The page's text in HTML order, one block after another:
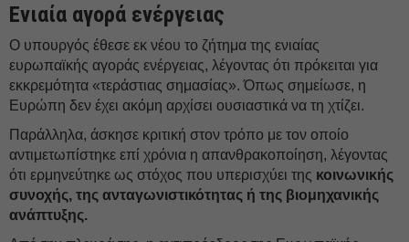
Ενιαία αγορά ενέργειας
Ο υπουργός έθεσε εκ νέου το ζήτημα της ενιαίας
ευρωπαϊκής αγοράς ενέργειας, λέγοντας ότι πρόκειται για
εκκρεμότητα «τεράστιας σημασίας». Όπως σημείωσε, η
Ευρώπη δεν έχει ακόμη αρχίσει ουσιαστικά να τη χτίζει.
Παράλληλα, άσκησε κριτική στον τρόπο με τον οποίο
αντιμετωπίστηκε επί χρόνια η απανθρακοποίηση, λέγοντας
ότι ερμηνεύτηκε ως στόχος που υπερισχύει της κοινωνικής
συνοχής, της ανταγωνιστικότητας ή της βιομηχανικής
ανάπτυξης.